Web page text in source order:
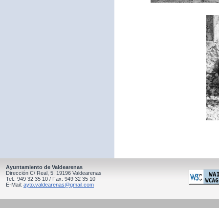
Ayuntamiento de Valdearenas
Dirección C/ Real, 5, 19196 Valdearenas
Tel.: 949 32 35 10 / Fax: 949 32 35 10
E-Mail: ayto.valdearenas@gmail.com